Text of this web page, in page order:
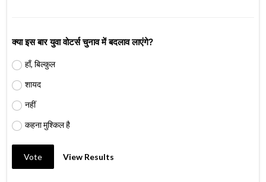
क्या इस बार युवा वोटर्स चुनाव में बदलाव लाएंगे?
हाँ, बिल्कुल
शायद
नहीं
कहना मुश्किल है
Vote View Results